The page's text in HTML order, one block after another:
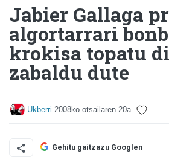
Jabier Gallaga
algortarrari
krokisa topatu
zabaldu dute
Ukberri 2008ko otsailaren 20a
Gehitu gaitzazu Googlen